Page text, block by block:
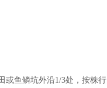
或鱼鳞坑外沿1/3处，按株行